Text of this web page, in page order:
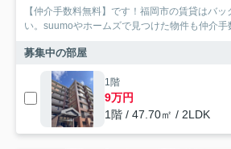
【仲介手数料無料】です！福岡市の賃貸はバ
い。suumoやホームズで見つけた物件も仲介手
募集中の部屋
1階
9万円
1階 / 47.70㎡ / 2LDK